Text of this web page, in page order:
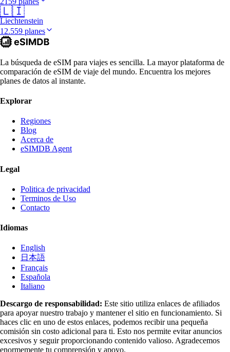
🇱🇮
Liechtenstein
12.559 planes
La búsqueda de eSIM para viajes es sencilla. La mayor plataforma de
comparación de eSIM de viaje del mundo. Encuentra los mejores
planes de datos al instante.
Explorar
Regiones
Blog
Acerca de
eSIMDB Agent
Legal
Politica de privacidad
Terminos de Uso
Contacto
Idiomas
English
日本語
Français
Española
Italiano
Descargo de responsabilidad: Este sitio utiliza enlaces de afiliados
para apoyar nuestro trabajo y mantener el sitio en funcionamiento. Si
haces clic en uno de estos enlaces, podemos recibir una pequeña
comisión sin costo adicional para ti. Esto nos permite evitar anuncios
excesivos y seguir proporcionando contenido valioso. Agradecemos
enormemente tu comprensión y apoyo.